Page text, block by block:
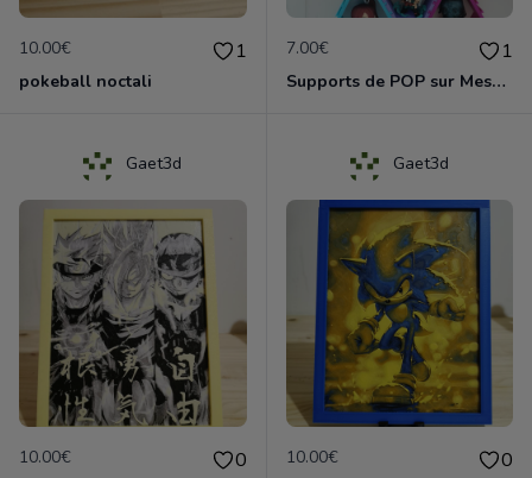
10.00€ 1
pokeball noctali
7.00€ 1
Supports de POP sur Mesure
Gaet3d
10.00€ 0
Gaet3d
10.00€ 0